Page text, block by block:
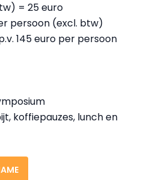
= 25 euro
persoon (excl. btw)
145 euro per persoon
koffiepauzes, lunch en